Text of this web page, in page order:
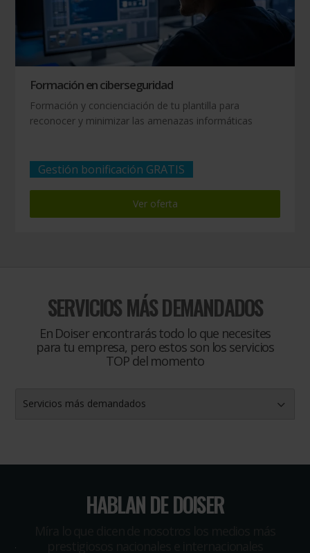
Formación en ciberseguridad
Formación y concienciación de tu plantilla para
reconocer y minimizar las amenazas informáticas
Gestión bonificación GRATIS
Ver oferta
SERVICIOS MÁS DEMANDADOS
En Doiser encontrarás todo lo que necesites
para tu empresa, pero estos son los servicios
TOP del momento
Servicios más demandados
HABLAN DE DOISER